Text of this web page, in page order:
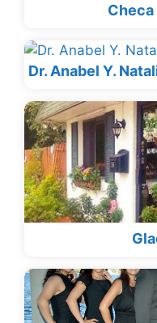
Dr. Anabel Y.